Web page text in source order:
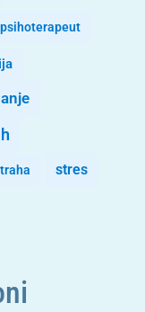
psihoterapeut
stres